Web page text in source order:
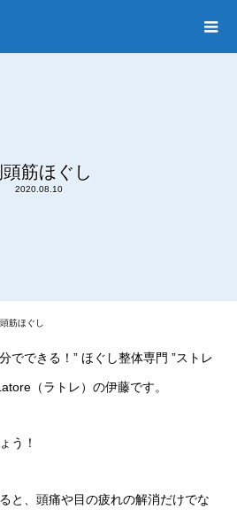
筋ほぐし
2020.08.10
筋ほぐし
でできる！ ” ほぐし整体専門 ”ストレ
（ラトレ）の伊藤です。
う！
と、頭痛や目の疲れの解消だけでな